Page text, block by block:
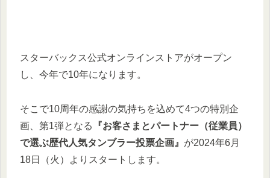
スターバックス公式オンラインストアがオープン
し、今年で10年になります。
そこで10周年の感謝の気持ちを込めて4つの特別企
画、第1弾となる
『お客さまとパートナー（従業員）
で選ぶ歴代人気タンブラー投票企画』 が2024年6月
18日（火）よりスタートします。